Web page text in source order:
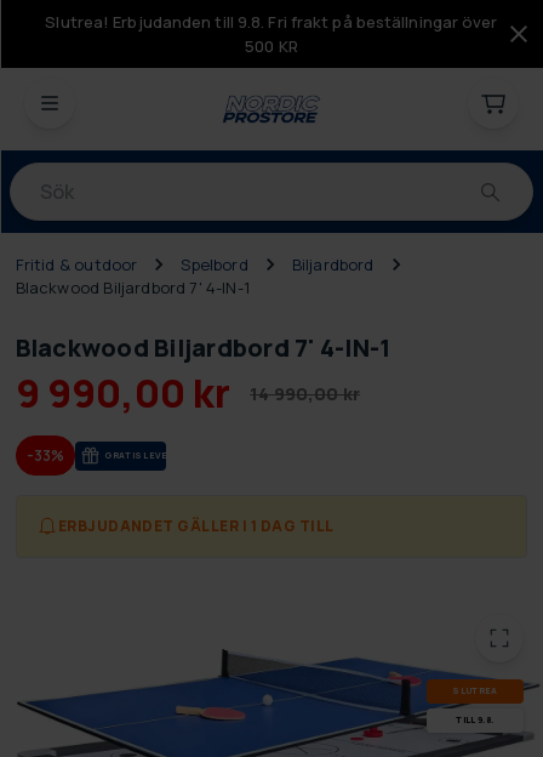
Slutrea! Erbjudanden till 9.8. Fri frakt på beställningar över
500 KR
Produkter
Fritid & outdoor Spelbord
Biljardbord
Blackwood Biljardbord 7' 4-IN-1
Blackwood Biljardbord 7' 4-IN-1
9 990,00 kr 14 990,00 kr
-33% GRA­TIS LE­VE­RANS
ERBJUDANDET GÄLLER I 1 DAG TILL
SLUT­REA
TILL 9.8.